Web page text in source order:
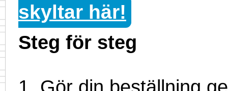
skyltar här!
Steg för steg
1. Gör din beställning